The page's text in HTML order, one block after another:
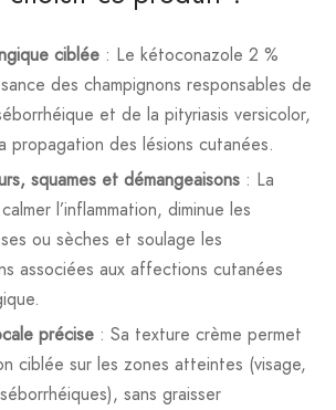
ciblée: Le kétoconazole 2 %
des champignons responsables de
et de la pityriasis versicolor,
propagation des lésions cutanées.
squames et démangeaisons: La
l’inflammation, diminue les
ou sèches et soulage les
associées aux affections cutanées
précise: Sa texture crème permet
ciblée sur les zones atteintes (visage,
sans graisser